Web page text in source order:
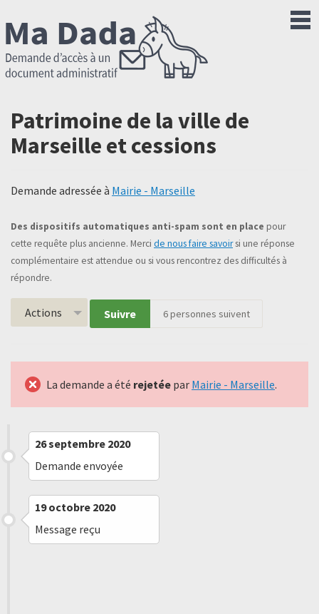
Patrimoine de la ville de
Marseille et cessions
Demande adressée à Mairie - Marseille
Des dispositifs automatiques anti-spam sont en place pour
cette requête plus ancienne. Merci de nous faire savoirsi une réponse
complémentaire est attendue ou si vous rencontrez des difficultés à
répondre.
Actions Suivre 6personnes suivent
La demande a été rejetée par Mairie - Marseille.
26 septembre 2020
Demande envoyée
19 octobre 2020
Message reçu